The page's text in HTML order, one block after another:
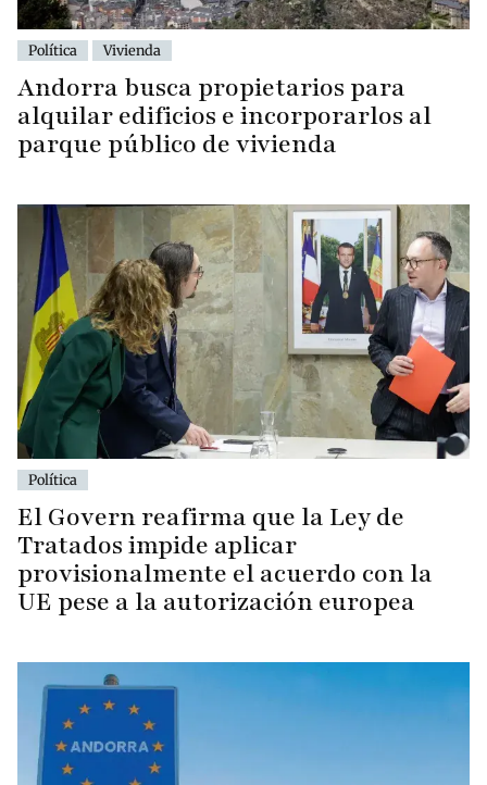
Política Vivienda
Andorra busca propietarios para
alquilar edificios e incorporarlos al
parque público de vivienda
Política
El Govern reafirma que la Ley de
Tratados impide aplicar
provisionalmente el acuerdo con la
UE pese a la autorización europea